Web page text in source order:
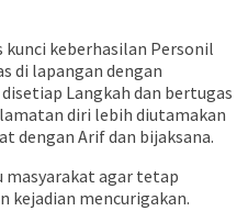
keberhasilan Personil
di lapangan dengan
Langkah dan bertugas
diri lebih diutamakan
dengan Arif dan bijaksana.
masyarakat agar tetap
kejadian mencurigakan.